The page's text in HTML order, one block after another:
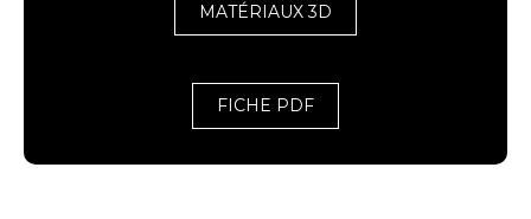
MATÉRIAUX 3D
FICHE PDF